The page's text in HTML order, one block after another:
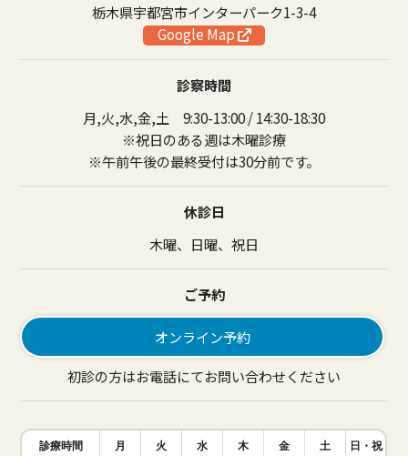
栃木県宇都宮市インターパーク1-3-4
Google Map
診察時間
月,火,水,金,土 9:30-13:00 / 14:30-18:30
※祝日のある週は木曜診療
※午前午後の最終受付は30分前です。
休診日
木曜、日曜、祝日
ご予約
オンライン予約
初診の方はお電話にてお問い合わせください
診療時間 月 火 水 木 金 土 日・祝